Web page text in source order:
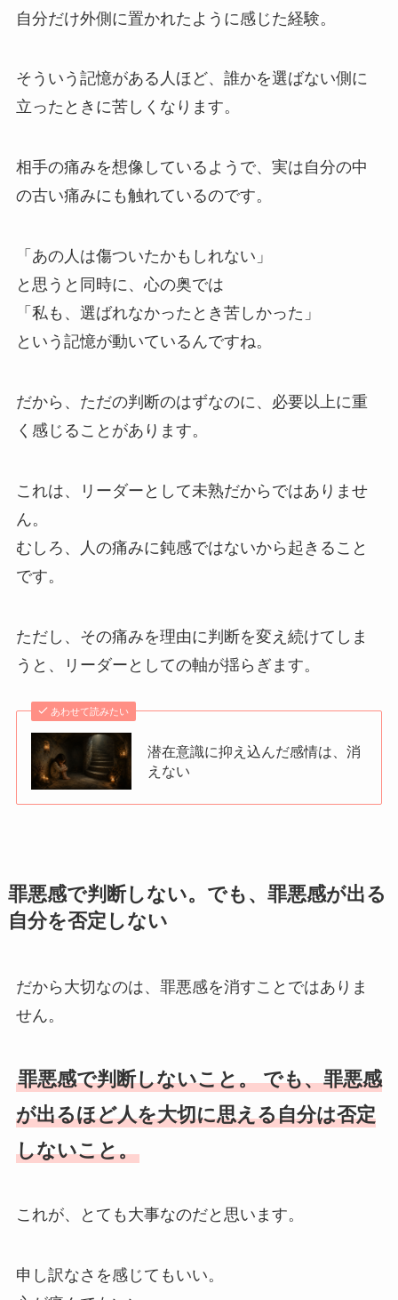
自分だけ外側に置かれたように感じた経験。
そういう記憶がある人ほど、誰かを選ばない側に
立ったときに苦しくなります。
相手の痛みを想像しているようで、実は自分の中
の古い痛みにも触れているのです。
「あの人は傷ついたかもしれない」
と思うと同時に、心の奥では
「私も、選ばれなかったとき苦しかった」
という記憶が動いているんですね。
だから、ただの判断のはずなのに、必要以上に重
く感じることがあります。
これは、リーダーとして未熟だからではありませ
ん。
むしろ、人の痛みに鈍感ではないから起きること
です。
ただし、その痛みを理由に判断を変え続けてしま
うと、リーダーとしての軸が揺らぎます。
あわせて読みたい
潜在意識に抑え込んだ感情は、消
えない
罪悪感で判断しない。でも、罪悪感が出る
自分を否定しない
だから大切なのは、罪悪感を消すことではありま
せん。
罪悪感で判断しないこと。 でも、罪悪感
が出るほど人を大切に思える自分は否定
しないこと。
これが、とても大事なのだと思います。
申し訳なさを感じてもいい。